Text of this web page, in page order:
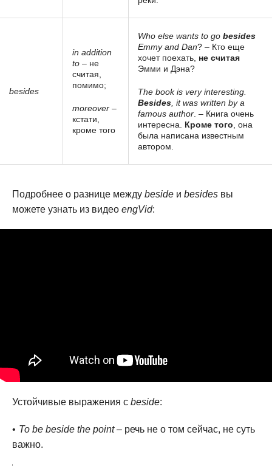
besides
in addition
to – не
считая,
помимо;
moreover –
кстати,
кроме того
Who else wants to go besides
Emmy and Dan? – Кто еще
хочет поехать, не считая
Эмми и Дэна?
The book is very interesting.
Besides , it was written by a
famous author . – Книга очень
интересна. Кроме того , она
была написана известным
автором.
Подробнее о разнице между beside и besides вы
можете узнать из видео engVid:
Устойчивые выражения с beside:
To be beside the point– речь не о том сейчас, не суть
важно.